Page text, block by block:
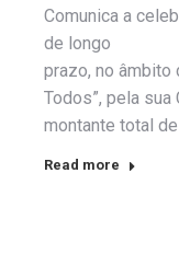
Comunica a
de longo
prazo, no âmbito
Todos”, pela sua
montante total
Read more